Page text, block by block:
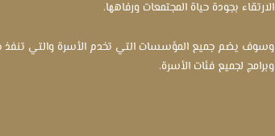
الارتقاء بجودة حياة المجتمعات ورفاهها.
وسوف يضم جميع المؤسسات التي تخدم الأسرة والتي تنفذ
وبرامج لجميع فئات الأسرة.